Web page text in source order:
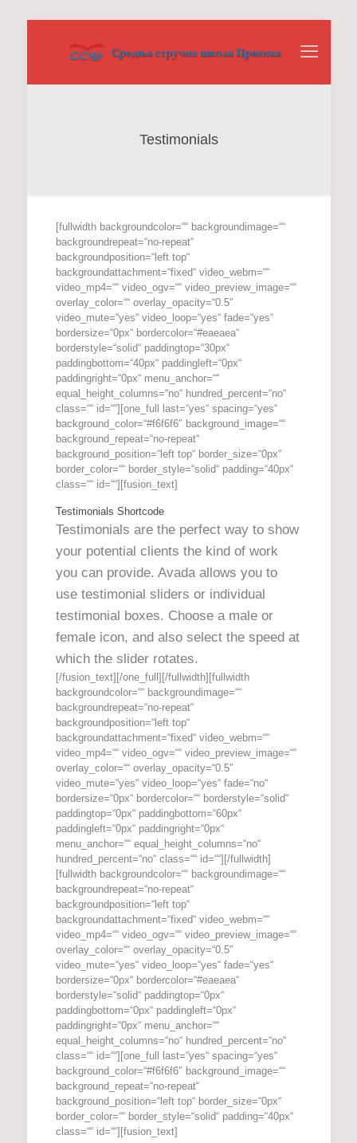
Testimonials
[fullwidth backgroundcolor=““ backgroundimage=““
backgroundrepeat=“no-repeat“
backgroundposition=“left top“
backgroundattachment=“fixed“ video_webm=““
video_mp4=““ video_ogv=““ video_preview_image=““
overlay_color=““ overlay_opacity=“0.5″
video_mute=“yes“ video_loop=“yes“ fade=“yes“
bordersize=“0px“ bordercolor=“#eaeaea“
borderstyle=“solid“ paddingtop=“30px“
paddingbottom=“40px“ paddingleft=“0px“
paddingright=“0px“ menu_anchor=““
equal_height_columns=“no“ hundred_percent=“no“
class=““ id=““][one_full last=“yes“ spacing=“yes“
background_color=“#f6f6f6″ background_image=““
background_repeat=“no-repeat“
background_position=“left top“ border_size=“0px“
border_color=““ border_style=“solid“ padding=“40px“
class=““ id=““][fusion_text]
Testimonials Shortcode
Testimonials are the perfect way to show
your potential clients the kind of work
you can provide. Avada allows you to
use testimonial sliders or individual
testimonial boxes. Choose a male or
female icon, and also select the speed at
which the slider rotates.
[/fusion_text][/one_full][/fullwidth][fullwidth
backgroundcolor=““ backgroundimage=““
backgroundrepeat=“no-repeat“
backgroundposition=“left top“
backgroundattachment=“fixed“ video_webm=““
video_mp4=““ video_ogv=““ video_preview_image=““
overlay_color=““ overlay_opacity=“0.5″
video_mute=“yes“ video_loop=“yes“ fade=“no“
bordersize=“0px“ bordercolor=““ borderstyle=“solid“
paddingtop=“0px“ paddingbottom=“60px“
paddingleft=“0px“ paddingright=“0px“
menu_anchor=““ equal_height_columns=“no“
hundred_percent=“no“ class=““ id=““][/fullwidth]
[fullwidth backgroundcolor=““ backgroundimage=““
backgroundrepeat=“no-repeat“
backgroundposition=“left top“
backgroundattachment=“fixed“ video_webm=““
video_mp4=““ video_ogv=““ video_preview_image=““
overlay_color=““ overlay_opacity=“0.5″
video_mute=“yes“ video_loop=“yes“ fade=“yes“
bordersize=“0px“ bordercolor=“#eaeaea“
borderstyle=“solid“ paddingtop=“0px“
paddingbottom=“0px“ paddingleft=“0px“
paddingright=“0px“ menu_anchor=““
equal_height_columns=“no“ hundred_percent=“no“
class=““ id=““][one_full last=“yes“ spacing=“yes“
background_color=“#f6f6f6″ background_image=““
background_repeat=“no-repeat“
background_position=“left top“ border_size=“0px“
border_color=““ border_style=“solid“ padding=“40px“
class=““ id=““][fusion_text]